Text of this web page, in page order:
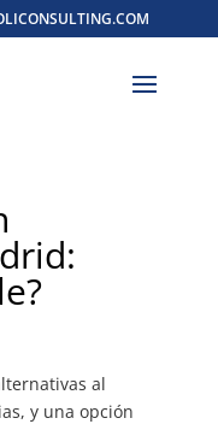
al
y una opción